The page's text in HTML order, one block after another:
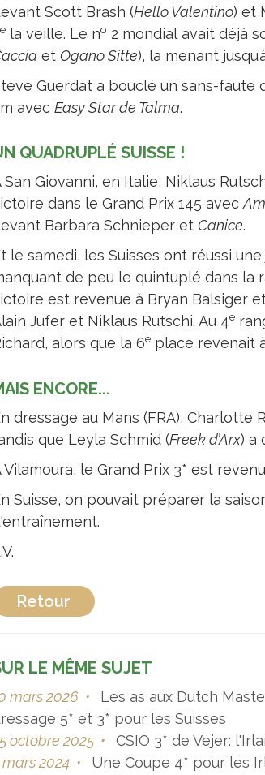
Scott Brash (Hello Valentino) et
ela veille. Le no 2 mondial avait déjà
et Ogano Sitte), la menant
Guerdat a bouclé un sans-faute
avec Easy Star de Talma.
QUADRUPLÉ SUISSE !
San Giovanni, en Italie, Niklaus
dans le Grand Prix 145 avec
Barbara Schnieper et Canice.
le samedi, les Suisses ont réussi
de peu le quintuplé dans la
est revenue à Bryan Balsiger
Jufer et Niklaus Rutschi. Au 4e
alors que la 6eplace revenait
ENCORE...
dressage au Mans (FRA), Charlotte
que Leyla Schmid (Freek d’Arx) a
Vilamoura, le Grand Prix 3* est
Suisse, on pouvait préparer la
Retour
LE MÊME SUJET
mars 2026 •
Les as aux Dutch
5* et 3* pour les Suisses
octobre 2025 •
CSIO 3* de Vejer:
mars 2024 •
Une Coupe 4* pour les